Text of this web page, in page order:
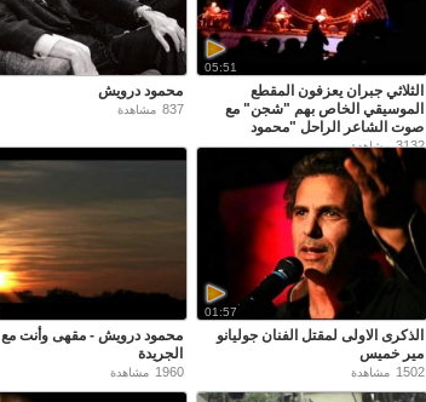
05:51
الثلاثي جبران يعزفون المقطع
الموسيقي الخاص بهم "شجن" مع
صوت الشاعر الراحل "محمود
درويش"
3132مشاهدة
محمود درويش
837 مشاهدة
01:57
الذكرى الاولى لمقتل الفنان جوليانو
مير خميس
1502 مشاهدة
محمود درويش - مقهى وأنت مع
الجريدة
1960 مشاهدة